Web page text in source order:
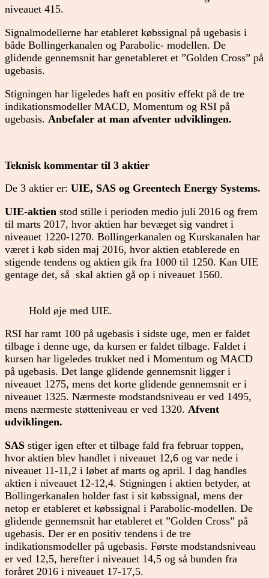
niveauet 415.
Signalmodellerne har etableret købssignal på ugebasis i
både Bollingerkanalen og Parabolic- modellen. De
glidende gennemsnit har genetableret et ”Golden Cross” på
ugebasis.
Stigningen har ligeledes haft en positiv effekt på de tre
indikationsmodeller MACD, Momentum og RSI på
ugebasis. Anbefaler at man afventer udviklingen.
Teknisk kommentar til 3 aktier
De 3 aktier er: UIE, SAS og Greentech Energy Systems.
UIE-aktien stod stille i perioden medio juli 2016 og frem
til marts 2017, hvor aktien har bevæget sig vandret i
niveauet 1220-1270. Bollingerkanalen og Kurskanalen har
været i køb siden maj 2016, hvor aktien etablerede en
stigende tendens og aktien gik fra 1000 til 1250. Kan UIE
gentage det, så skal aktien gå op i niveauet 1560.
Hold øje med UIE.
RSI har ramt 100 på ugebasis i sidste uge, men er faldet
tilbage i denne uge, da kursen er faldet tilbage. Faldet i
kursen har ligeledes trukket ned i Momentum og MACD
på ugebasis. Det lange glidende gennemsnit ligger i
niveauet 1275, mens det korte glidende gennemsnit er i
niveauet 1325. Nærmeste modstandsniveau er ved 1495,
mens nærmeste støtteniveau er ved 1320. Afvent
udviklingen.
SAS stiger igen efter et tilbage fald fra februar toppen,
hvor aktien blev handlet i niveauet 12,6 og var nede i
niveauet 11-11,2 i løbet af marts og april. I dag handles
aktien i niveauet 12-12,4. Stigningen i aktien betyder, at
Bollingerkanalen holder fast i sit købssignal, mens der
netop er etableret et købssignal i Parabolic-modellen. De
glidende gennemsnit har etableret et ”Golden Cross” på
ugebasis. Der er en positiv tendens i de tre
indikationsmodeller på ugebasis. Første modstandsniveau
er ved 12,5, herefter i niveauet 14,5 og så bunden fra
foråret 2016 i niveauet 17-17,5.